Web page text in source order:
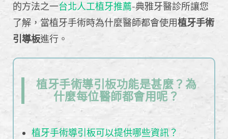
的方法之一台北人工植牙推薦-典雅牙醫診所讓您
了解，當植牙手術時為什麼醫師都會使用植牙手術
引導板進行。
植牙手術導引板功能是甚麼？為
什麼每位醫師都會用呢？
植牙手術導引板可以提供哪些資訊？